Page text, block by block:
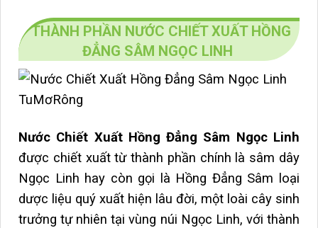
THÀNH PHẦN NƯỚC CHIẾT XUẤT HỒNG
ĐẲNG SÂM NGỌC LINH
Nước Chiết Xuất Hồng Đẳng Sâm Ngọc Linh
được chiết xuất từ thành phần chính là sâm dây
Ngọc Linh hay còn gọi là Hồng Đẳng Sâm loại
dược liệu quý xuất hiện lâu đời, một loài cây sinh
trưởng tự nhiên tại vùng núi Ngọc Linh, với thành